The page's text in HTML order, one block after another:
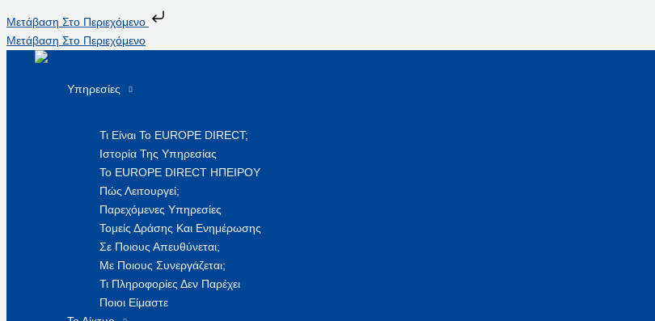
Μετάβαση Στο Περιεχόμενο
Μετάβαση Στο Περιεχόμενο
Υπηρεσίες
Τι Είναι Το EUROPE DIRECT;
Ιστορία Της Υπηρεσίας
Το EUROPE DIRECT ΗΠΕΙΡΟΥ
Πώς Λειτουργεί;
Παρεχόμενες Υπηρεσίες
Τομείς Δράσης Και Ενημέρωσης
Σε Ποιους Απευθύνεται;
Με Ποιους Συνεργάζεται;
Τι Πληροφορίες Δεν Παρέχει
Ποιοι Είμαστε